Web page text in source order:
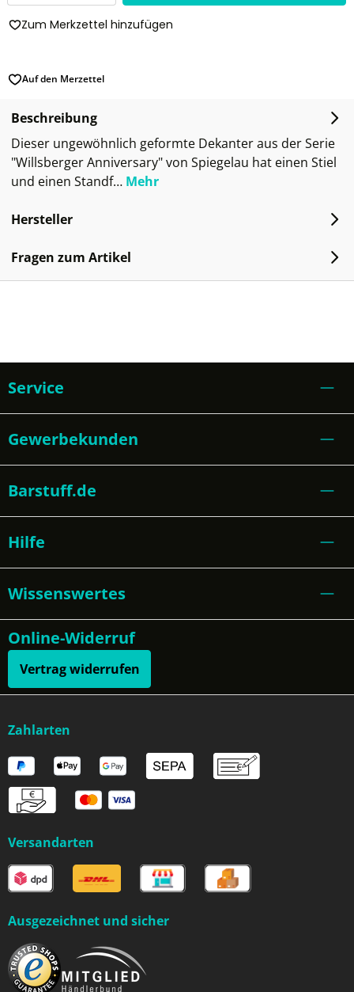
Zum Merkzettel hinzufügen
Auf den Merzettel
Beschreibung
Dieser ungewöhnlich geformte Dekanter aus der Serie
"Willsberger Anniversary" von Spiegelau hat einen Stiel
und einen Standf… Mehr
Hersteller
Fragen zum Artikel
Service
Gewerbekunden
Barstuff.de
Hilfe
Wissenswertes
Online-Widerruf
Vertrag widerrufen
Zahlarten
Versandarten
Ausgezeichnet und sicher